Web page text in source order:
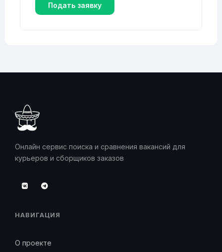
Подать заявку
Онлайн сервис поиска и сравнения вакансий для
курьеров и сборщиков заказов
НАВИГАЦИЯ
О проекте